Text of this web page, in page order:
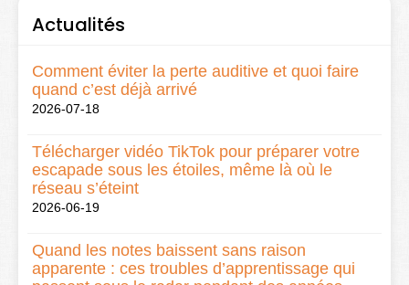
Actualités
Comment éviter la perte auditive et quoi faire
quand c’est déjà arrivé
2026-07-18
Télécharger vidéo TikTok pour préparer votre
escapade sous les étoiles, même là où le
réseau s’éteint
2026-06-19
Quand les notes baissent sans raison
apparente : ces troubles d’apprentissage qui